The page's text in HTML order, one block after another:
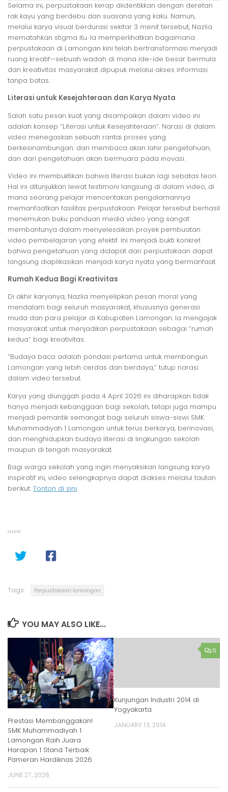
​Selama ini, perpustakaan kerap diidentikkan dengan deretan
rak kayu yang berdebu dan suasana yang kaku. Namun,
melalui karya visual berdurasi sekitar 3 menit tersebut, Nazlia
mematahkan stigma itu. Ia memperlihatkan bagaimana
perpustakaan di Lamongan kini telah bertransformasi menjadi
ruang kreatif—sebuah wadah di mana ide-ide besar bermula
dan kreativitas masyarakat dipupuk melalui akses informasi
tanpa batas.
Literasi untuk Kesejahteraan dan Karya Nyata
​Salah satu pesan kuat yang disampaikan dalam video ini
adalah konsep “Literasi untuk Kesejahteraan”. Narasi di dalam
video menegaskan sebuah rantai proses yang
berkesinambungan: dari membaca akan lahir pengetahuan,
dan dari pengetahuan akan bermuara pada inovasi.
​Video ini membuktikan bahwa literasi bukan lagi sebatas teori.
Hal ini ditunjukkan lewat testimoni langsung di dalam video, di
mana seorang pelajar menceritakan pengalamannya
memanfaatkan fasilitas perpustakaan. Pelajar tersebut berhasil
menemukan buku panduan media video yang sangat
membantunya dalam menyelesaikan proyek pembuatan
video pembelajaran yang efektif. Ini menjadi bukti konkret
bahwa pengetahuan yang didapat dari perpustakaan dapat
langsung diaplikasikan menjadi karya nyata yang bermanfaat.
Rumah Kedua Bagi Kreativitas
​Di akhir karyanya, Nazlia menyelipkan pesan moral yang
mendalam bagi seluruh masyarakat, khususnya generasi
muda dan para pelajar di Kabupaten Lamongan. Ia mengajak
masyarakat untuk menjadikan perpustakaan sebagai “rumah
kedua” bagi kreativitas.
​”Budaya baca adalah pondasi pertama untuk membangun
Lamongan yang lebih cerdas dan berdaya,” tutup narasi
dalam video tersebut.
​Karya yang diunggah pada 4 April 2026 ini diharapkan tidak
hanya menjadi kebanggaan bagi sekolah, tetapi juga mampu
menjadi pemantik semangat bagi seluruh siswa-siswi SMK
Muhammadiyah 1 Lamongan untuk terus berkarya, berinovasi,
dan menghidupkan budaya literasi di lingkungan sekolah
maupun di tengah masyarakat.
​Bagi warga sekolah yang ingin menyaksikan langsung karya
inspiratif ini, video selengkapnya dapat diakses melalui tautan
berikut: Tonton di sini.
SHARE
Tags: Perpustakaan lamongan
YOU MAY ALSO LIKE...
Prestasi Membanggakan!
SMK Muhammadiyah 1
Lamongan Raih Juara
Harapan 1 Stand Terbaik
Pameran Hardiknas 2026
JUNE 27, 2026
6
Kunjungan Industri 2014 di
Yogyakarta
JANUARY 13, 2014